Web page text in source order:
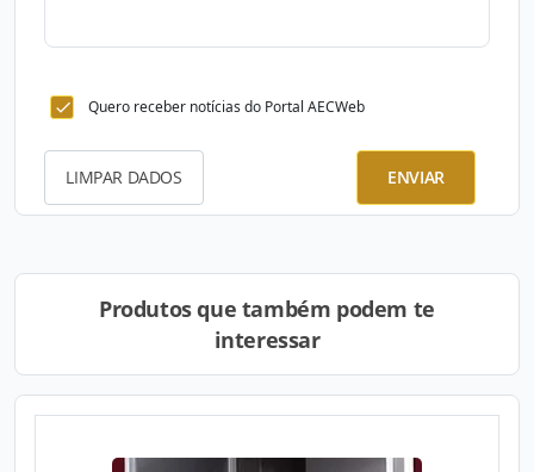
Quero receber notícias do Portal AECWeb
LIMPAR DADOS ENVIAR
Produtos que também podem te
interessar